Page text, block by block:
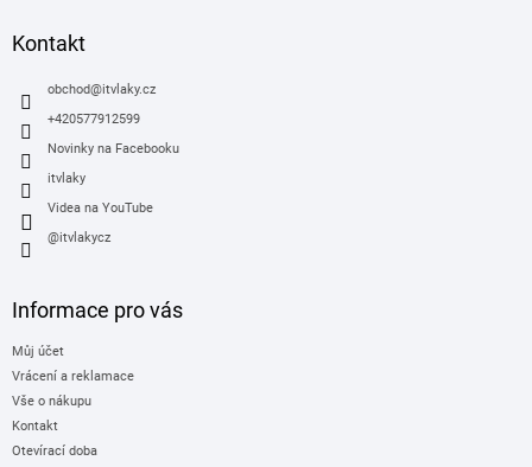
Kontakt
obchod@itvlaky.cz
+420577912599
Novinky na Facebooku
itvlaky
Videa na YouTube
@itvlakycz
Informace pro vás
Můj účet
Vrácení a reklamace
Vše o nákupu
Kontakt
Otevírací doba